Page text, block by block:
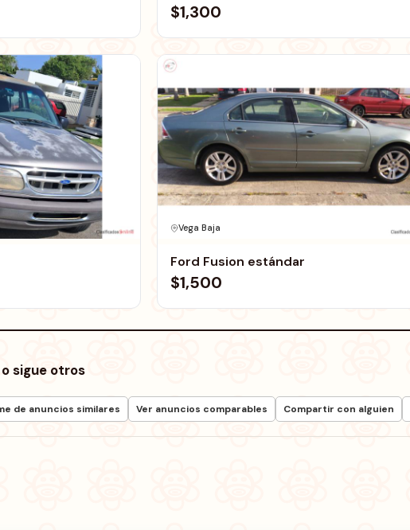
$1,300
Vega Baja
Ford Fusion estándar
$1,500
sigue otros
de anuncios similares Ver anuncios comparables Compartir con alguien